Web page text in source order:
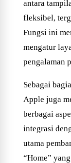
antara
fleksibel,
Fungsi ini
mengatur
pengalaman
Sebagai
Apple juga
berbagai
integrasi
utama
“Home”